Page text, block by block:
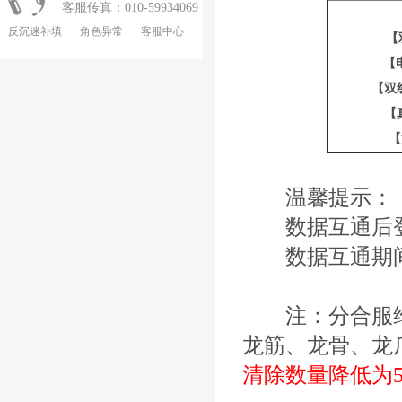
客服传真：010-59934069
反沉迷补填 角色异常 客服中心
【
温馨提示：
数据互通后登
数据互通期间
注：分合服维
龙筋、龙骨、龙
清除数量降低为